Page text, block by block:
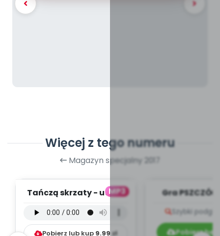
Więcej z tego numeru
Magazyn specjalny 2017
MP3
Tańczą skrzaty - utwór
mp3)
Pobierz lub kup 9.99 zł
Gra
Szybki
Pobierz